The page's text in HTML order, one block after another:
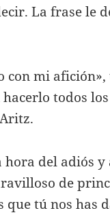
La frase le
con mi
todos
del adiós y
de
que tú nos has